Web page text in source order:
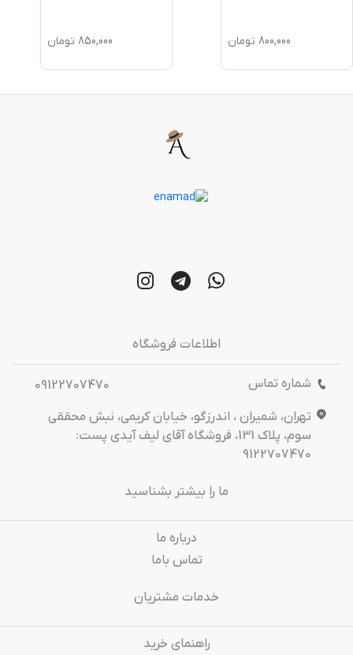
800,000 تومان 850,000 تومان
اطلاعات فروشگاه
شماره تماس
09122707470
تهران، شمیران ، اندرزگو، خیابان کریمی، نبش محققی
سوم، پلاک 131، فروشگاه آقای لیف آیدی پست:
9122707470
ما را بیشتر بشناسید
درباره‌ ما
تماس باما
خدمات مشتریان
راهنمای خرید